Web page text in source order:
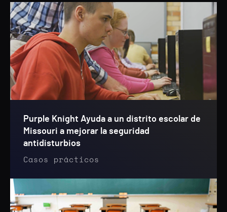
Purple Knight Ayuda a un distrito escolar de
Missouri a mejorar la seguridad
antidisturbios
Casos prácticos